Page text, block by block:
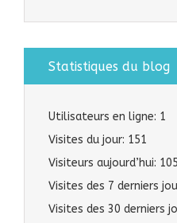
Statistiques du blog
Utilisateurs en ligne: 1
Visites du jour: 151
Visiteurs aujourd’hui: 105
Visites des 7 derniers
Visites des 30 derniers